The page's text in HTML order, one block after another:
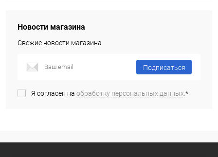
Новости магазина
Свежие новости магазина
Подписаться
Я согласен на обработку персональных данных.*